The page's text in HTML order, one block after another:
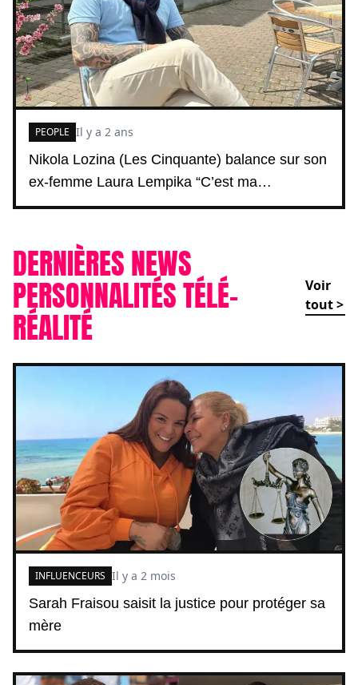
Nikola Lozina (Les Cinquante) balance sur son
ex-femme Laura Lempika “C’est ma…
PEOPLE Il y a 2 ans
DERNIÈRES NEWS
PERSONNALITÉS TÉLÉ-
RÉALITÉ
Voir
tout >
Sarah Fraisou saisit la justice pour protéger sa
mère
INFLUENCEURS Il y a 2 mois